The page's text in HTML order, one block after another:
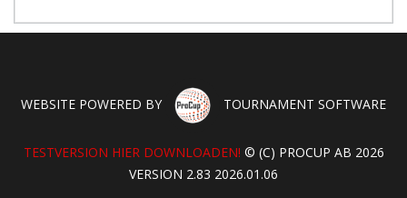
WEBSITE POWERED BY TOURNAMENT SOFTWARE
TESTVERSION HIER DOWNLOADEN! © (C) PROCUP AB 2026
VERSION 2.83 2026.01.06